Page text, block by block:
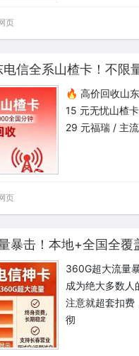
页
信全系山楂卡！不限
🔥 高价回收山
15 元无忧山楂
29 元福瑞 / 主
页
暴击！本地+全国全覆
360G超大流量
成为绝大多数人
注意就超套扣费
彻